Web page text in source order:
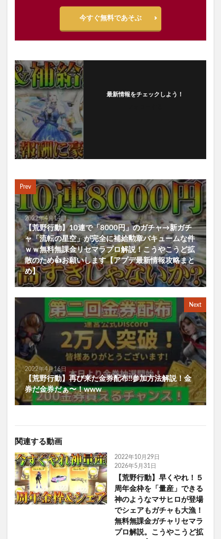
今すぐ無料であそぶ
最新情報をチェックしよう！
Prev
2022年4月14日
【荒野行動】10連で「8000円」のガチャ→新ガチ
ャ「流転の星空」が完全に補給勲章バキュームな件
ｗｗ無料無課金リセマラプロ解説！こうやこうど拡
散のため👍お願いします【アプデ最新情報攻略まと
め】
Next
2022年4月16日
【荒野行動】再び来た金券配布!!参加方法解説！金
券だ金券だぁ〜！www
関連する動画
2022年10月29日
2026年5月31日
【荒野行動】早くやれ！５
周年金枠を「量産」できる
神のようなマサヒロが登場
でシェアもガチャも大漁！
無料無課金ガチャリセマラ
プロ解説。こうやこうど拡